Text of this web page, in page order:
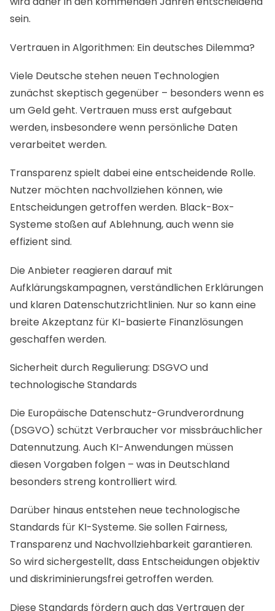
sein.
Vertrauen in Algorithmen: Ein deutsches Dilemma?
Viele Deutsche stehen neuen Technologien
zunächst skeptisch gegenüber – besonders wenn es
um Geld geht. Vertrauen muss erst aufgebaut
werden, insbesondere wenn persönliche Daten
verarbeitet werden.
Transparenz spielt dabei eine entscheidende Rolle.
Nutzer möchten nachvollziehen können, wie
Entscheidungen getroffen werden. Black-Box-
Systeme stoßen auf Ablehnung, auch wenn sie
effizient sind.
Die Anbieter reagieren darauf mit
Aufklärungskampagnen, verständlichen Erklärungen
und klaren Datenschutzrichtlinien. Nur so kann eine
breite Akzeptanz für KI-basierte Finanzlösungen
geschaffen werden.
Sicherheit durch Regulierung: DSGVO und
technologische Standards
Die Europäische Datenschutz-Grundverordnung
(DSGVO) schützt Verbraucher vor missbräuchlicher
Datennutzung. Auch KI-Anwendungen müssen
diesen Vorgaben folgen – was in Deutschland
besonders streng kontrolliert wird.
Darüber hinaus entstehen neue technologische
Standards für KI-Systeme. Sie sollen Fairness,
Transparenz und Nachvollziehbarkeit garantieren.
So wird sichergestellt, dass Entscheidungen objektiv
und diskriminierungsfrei getroffen werden.
Diese Standards fördern auch das Vertrauen der